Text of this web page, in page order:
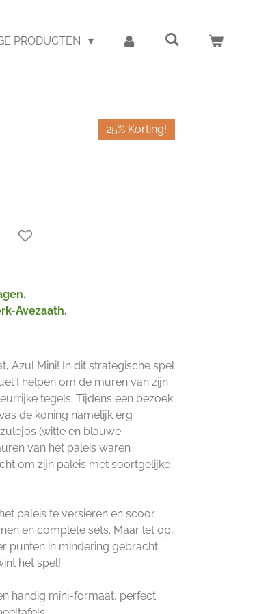
PRODUCTEN
25% Korting!
Avezaath.
Azul Mini! In dit strategische spel
I helpen om de muren van zijn
tegels. Tijdens een bezoek
de koning namelijk erg
(witte en blauwe
van het paleis waren
om zijn paleis met soortgelijke
paleis te versieren en scoor
en complete sets. Maar let op,
punten in mindering gebracht.
het spel!
handig mini-formaat, perfect